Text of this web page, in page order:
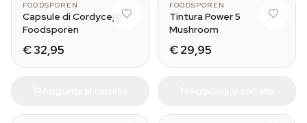
FOODSPOREN
Capsule di Cordyceps
Foodsporen
€ 32,95
FOODSPOREN
Tintura Power 5
Mushroom
€ 29,95